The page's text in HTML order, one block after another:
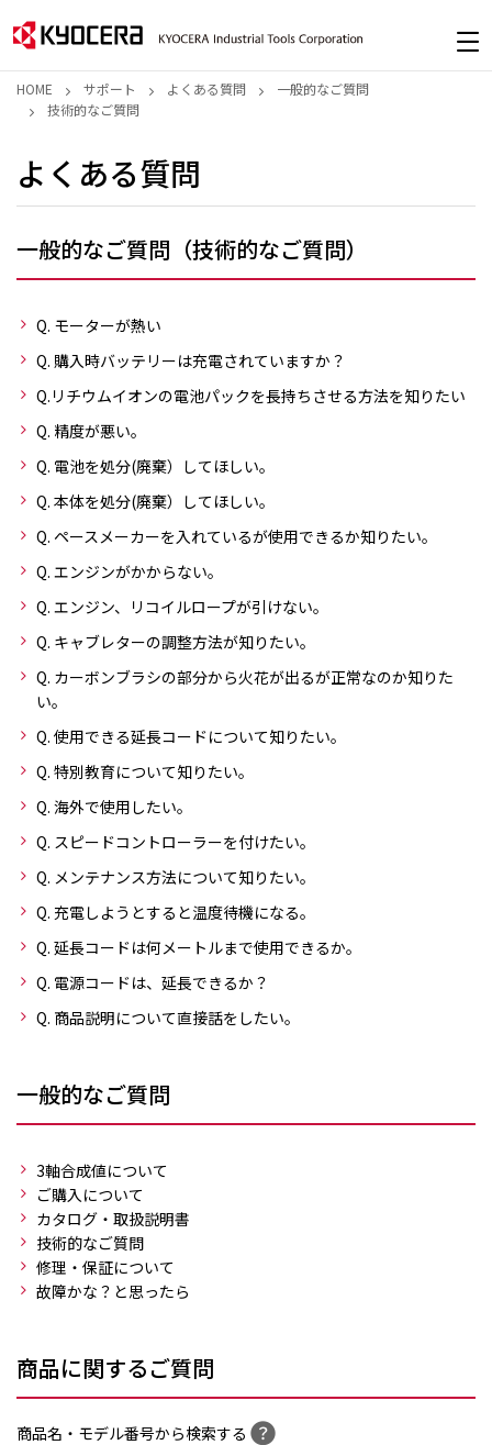
HOME サポート よくある質問
一般的なご質問
技術的なご質問
よくある質問
一般的なご質問（技術的なご質問）
Q. モーターが熱い
Q. 購入時バッテリーは充電されていますか？
Q.リチウムイオンの電池パックを長持ちさせる方法を知りたい
Q. 精度が悪い。
Q. 電池を処分(廃棄）してほしい。
Q. 本体を処分(廃棄）してほしい。
Q. ペースメーカーを入れているが使用できるか知りたい。
Q. エンジンがかからない。
Q. エンジン、リコイルロープが引けない。
Q. キャブレターの調整方法が知りたい。
Q. カーボンブラシの部分から火花が出るが正常なのか知りた
い。
Q. 使用できる延長コードについて知りたい。
Q. 特別教育について知りたい。
Q. 海外で使用したい。
Q. スピードコントローラーを付けたい。
Q. メンテナンス方法について知りたい。
Q. 充電しようとすると温度待機になる。
Q. 延長コードは何メートルまで使用できるか。
Q. 電源コードは、延長できるか？
Q. 商品説明について直接話をしたい。
一般的なご質問
3軸合成値について
ご購入について
カタログ・取扱説明書
技術的なご質問
修理・保証について
故障かな？と思ったら
商品に関するご質問
商品名・モデル番号から検索する